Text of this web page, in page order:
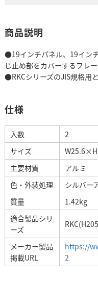
商品説明
●19インチパネル、19イン
じ止め部をカバーするフレー
●RKCシリーズのJIS規格用
仕様
入数
2
サイズ
主要材質
アルミ
色・外装処理
シルバー
質量
1.42kg
適合製品シリ
ーズ
メーカー製品
掲載URL
https://
2